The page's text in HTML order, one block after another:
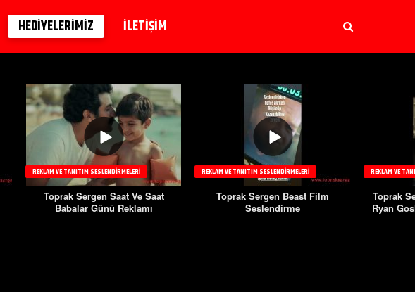
HEDİYELERİMİZ İLETİŞİM
REKLAM VE TANITIM SESLENDIRMELERI
Toprak Sergen Saat Ve Saat
Babalar Günü Reklamı
REKLAM VE TANITIM SESLENDIRMELERI
Toprak Sergen Beast Film
Seslendirme
REKLAM VE
Toprak
Ryan